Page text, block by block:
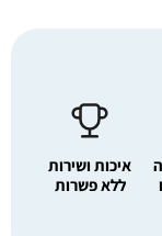
איכות ושירות
ללא פשרות